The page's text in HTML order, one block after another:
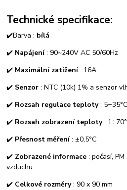
Technické specifikace:
✔️Barva : bílá
✔️ Napájení: 90~240V AC 50/60Hz
✔️ Maximální zatížení: 16A
✔️ Senzor : NTC (10k) 1% a senzor
✔️ Rozsah regulace teploty: 5÷35°C
✔️ Rozsah zobrazení teploty:
✔️ Přesnost měření: ±0,5°C
✔️ Zobrazené informace : počasí,
vzduchu
✔️ Celkové rozměry: 90 x 90 mm